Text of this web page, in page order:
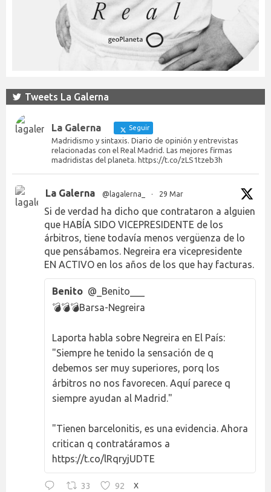
Tweets La Galerna
La Galerna Seguir
Madridismo y sintaxis. Diario de opinión y entrevistas
relacionadas con el Real Madrid. Las mejores firmas
madridistas del planeta. https://t.co/zLS1tzeb3h
La Galerna @lagalerna_ · 29 Mar
Si de verdad ha dicho que contrataron a alguien
que HABÍA SIDO VICEPRESIDENTE de los
árbitros, tiene todavía menos vergüenza de lo
que pensábamos. Negreira era vicepresidente
EN ACTIVO en los años de los que hay facturas.
Benito @_Benito___
💣💣💣Barsa-Negreira
Laporta habla sobre Negreira en El País:
"Siempre he tenido la sensación de q
debemos ser muy superiores, porq los
árbitros no nos favorecen. Aquí parece q
siempre ayudan al Madrid."
"Tienen barcelonitis, es una evidencia. Ahora
critican q contratáramos a
https://t.co/lRqryjUDTE
33 92 X